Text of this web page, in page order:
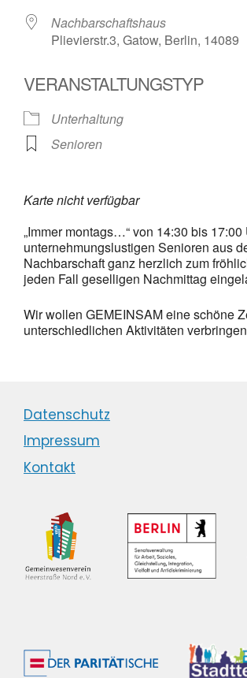
Nachbarschaftshaus
Plievierstr.3, Gatow, Berlin, 14089
VERANSTALTUNGSTYP
Unterhaltung
Senioren
Karte nicht verfügbar
„Immer montags…“ von 14:30 bis
unternehmungslustigen Senioren aus
Nachbarschaft ganz herzlich zum
jeden Fall geselligen Nachmittag
Wir wollen GEMEINSAM eine schöne
unterschiedlichen Aktivitäten
Datenschutz
Impressum
Kontakt